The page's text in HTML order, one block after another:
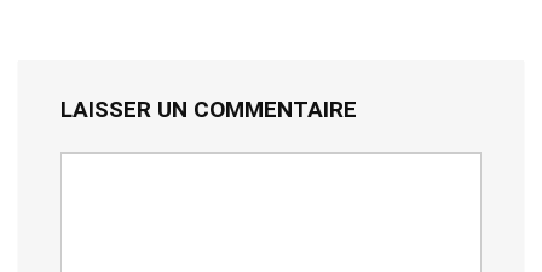
LAISSER UN COMMENTAIRE